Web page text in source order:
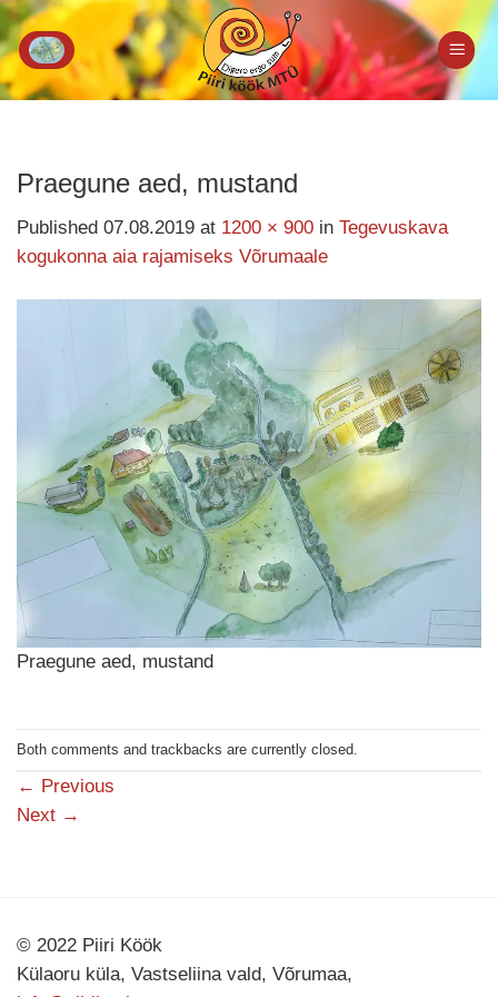
Skip
to
content
Praegune aed, mustand
Published 07.08.2019 at 1200 × 900 in Tegevuskava
kogukonna aia rajamiseks Võrumaale
Praegune aed, mustand
Both comments and trackbacks are currently closed.
← Previous
Next →
© 2022 Piiri Köök
Külaoru küla, Vastseliina vald, Võrumaa,